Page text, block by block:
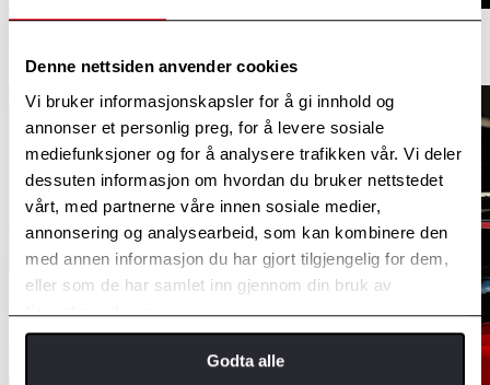
Denne nettsiden anvender cookies
Vi bruker informasjonskapsler for å gi innhold og
annonser et personlig preg, for å levere sosiale
mediefunksjoner og for å analysere trafikken vår. Vi deler
dessuten informasjon om hvordan du bruker nettstedet
vårt, med partnerne våre innen sosiale medier,
annonsering og analysearbeid, som kan kombinere den
med annen informasjon du har gjort tilgjengelig for dem,
eller som de har samlet inn gjennom din bruk av
tjenestene deres.
Godta alle